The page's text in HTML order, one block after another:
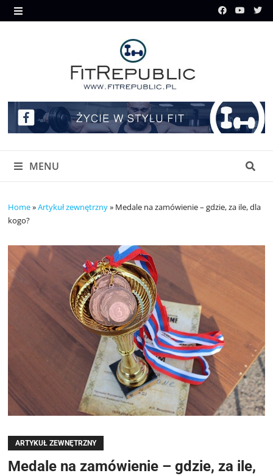
Skip
to
MENU
MENU
Home»Artykuł zewnętrzny» Medale na zamówienie – gdzie, za ile, dla
kogo?
ARTYKUŁ ZEWNĘTRZNY
Medale na zamówienie – gdzie, za ile,